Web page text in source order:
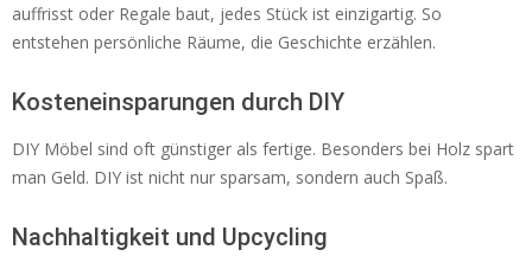
auffrisst oder Regale baut, jedes Stück ist einzigartig. So
entstehen persönliche Räume, die Geschichte erzählen.
Kosteneinsparungen durch DIY
DIY Möbel sind oft günstiger als fertige. Besonders bei Holz spart
man Geld. DIY ist nicht nur sparsam, sondern auch Spaß.
Nachhaltigkeit und Upcycling